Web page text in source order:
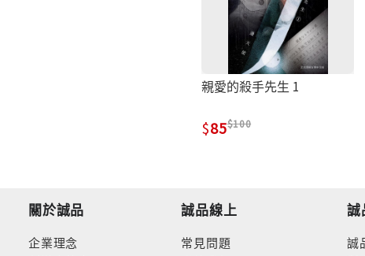
親愛的殺手先生 1
85 100
關於誠品
企業理念
誠品線上
常見問題
誠
誠